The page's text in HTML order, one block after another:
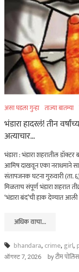
असा घडला गुन्हा ताज्या बातम्या
भंडारा हादरलं! तीन
अत्याचार…
भंडारा : भंडारा शहरातील
आमिष दाखवून एका नराधमाने
संतापजनक घटना गुरुवारी (ता.
मिळताच संपूर्ण भंडारा शहरात
‘भंडारा बंद’ची हाक देण्यात
अधिक वाचा...
bhandara,crime,girl,
ऑगस्ट 7, 2026 byटीम